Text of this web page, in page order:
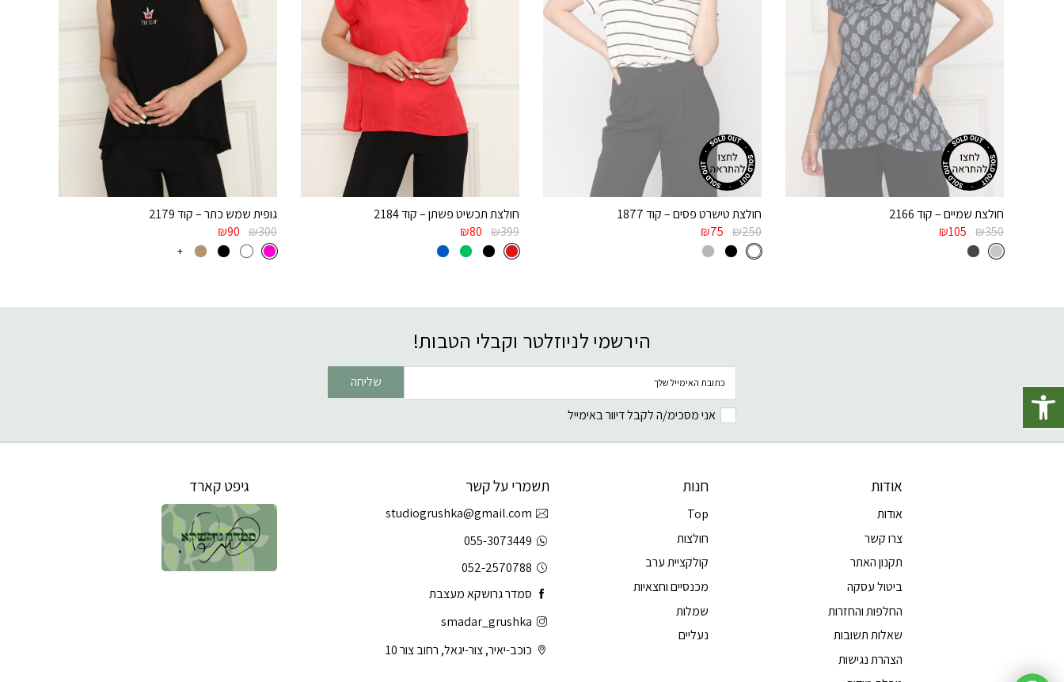
פתח סרגל נגישות
חולצת שמיים – קוד 2166
₪350
₪105
חולצת טישרט פסים – קוד 1877
₪250
₪75
חולצת תכשיט פשתן – קוד 2184
₪399
₪80
גופית שמש כתר – קוד 2179
₪300
₪90
+
הירשמי לניוזלטר וקבלי הטבות!
שליחה
אני מסכימ/ה לקבל דיוור באימייל
אודות
אודות
צרו קשר
תקנון האתר
ביטול עסקה
החלפות והחזרות
שאלות תשובות
הצהרת נגישות
חנות
Top
חולצות
קולקציית ערב
מכנסיים וחצאיות
שמלות
נעליים
תשמרי על קשר
studiogrushka@gmail.com
055-3073449
052-2570788
סמדר גרושקא מעצבת
smadar_grushka
כוכב-יאיר, צור-יגאל, רחוב צור 10
גיפט קארד